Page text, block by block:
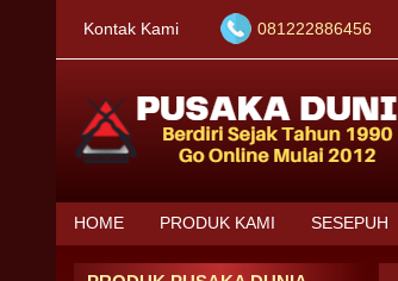
Kontak Kami 081222886456
HOME PRODUK KAMI SESEPUH